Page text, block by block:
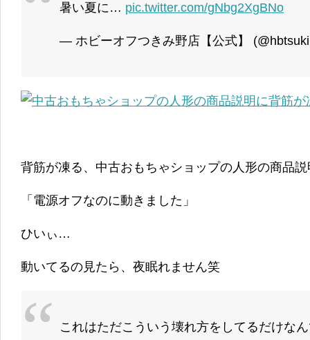
暑い夏に… pic.twitter.com/gNbg2XgBNo
— ホビーオフつきみ野店【公式】
背筋が凍る、中古おもちゃショップの人形の商品説
「電源オフなのに動きました」
ひいぃ…
動いてるの見たら、夜眠れません笑
これはただこういう壊れ方をしてるだけな